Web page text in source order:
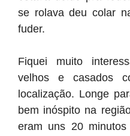
se rolava deu colar
fuder.
Fiquei muito
velhos e casados
localização. Longe
bem inóspito na
eram uns 20